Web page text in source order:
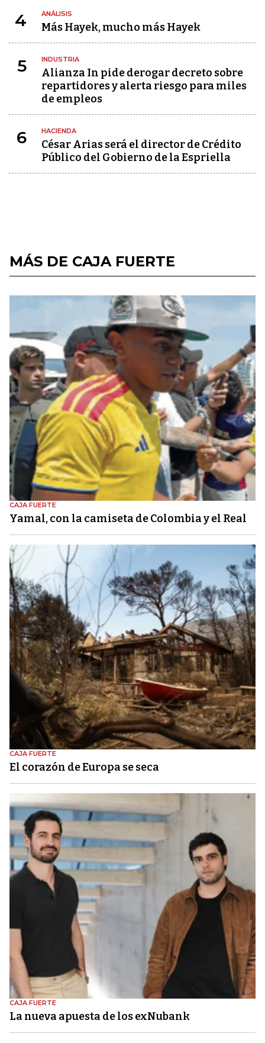
4 ANÁLISIS
Más Hayek, mucho más Hayek
5 INDUSTRIA
Alianza In pide derogar decreto sobre
repartidores y alerta riesgo para miles
de empleos
6 HACIENDA
César Arias será el director de Crédito
Público del Gobierno de la Espriella
MÁS DE CAJA FUERTE
CAJA FUERTE
Yamal, con la camiseta de Colombia y el Real
CAJA FUERTE
El corazón de Europa se seca
CAJA FUERTE
La nueva apuesta de los exNubank